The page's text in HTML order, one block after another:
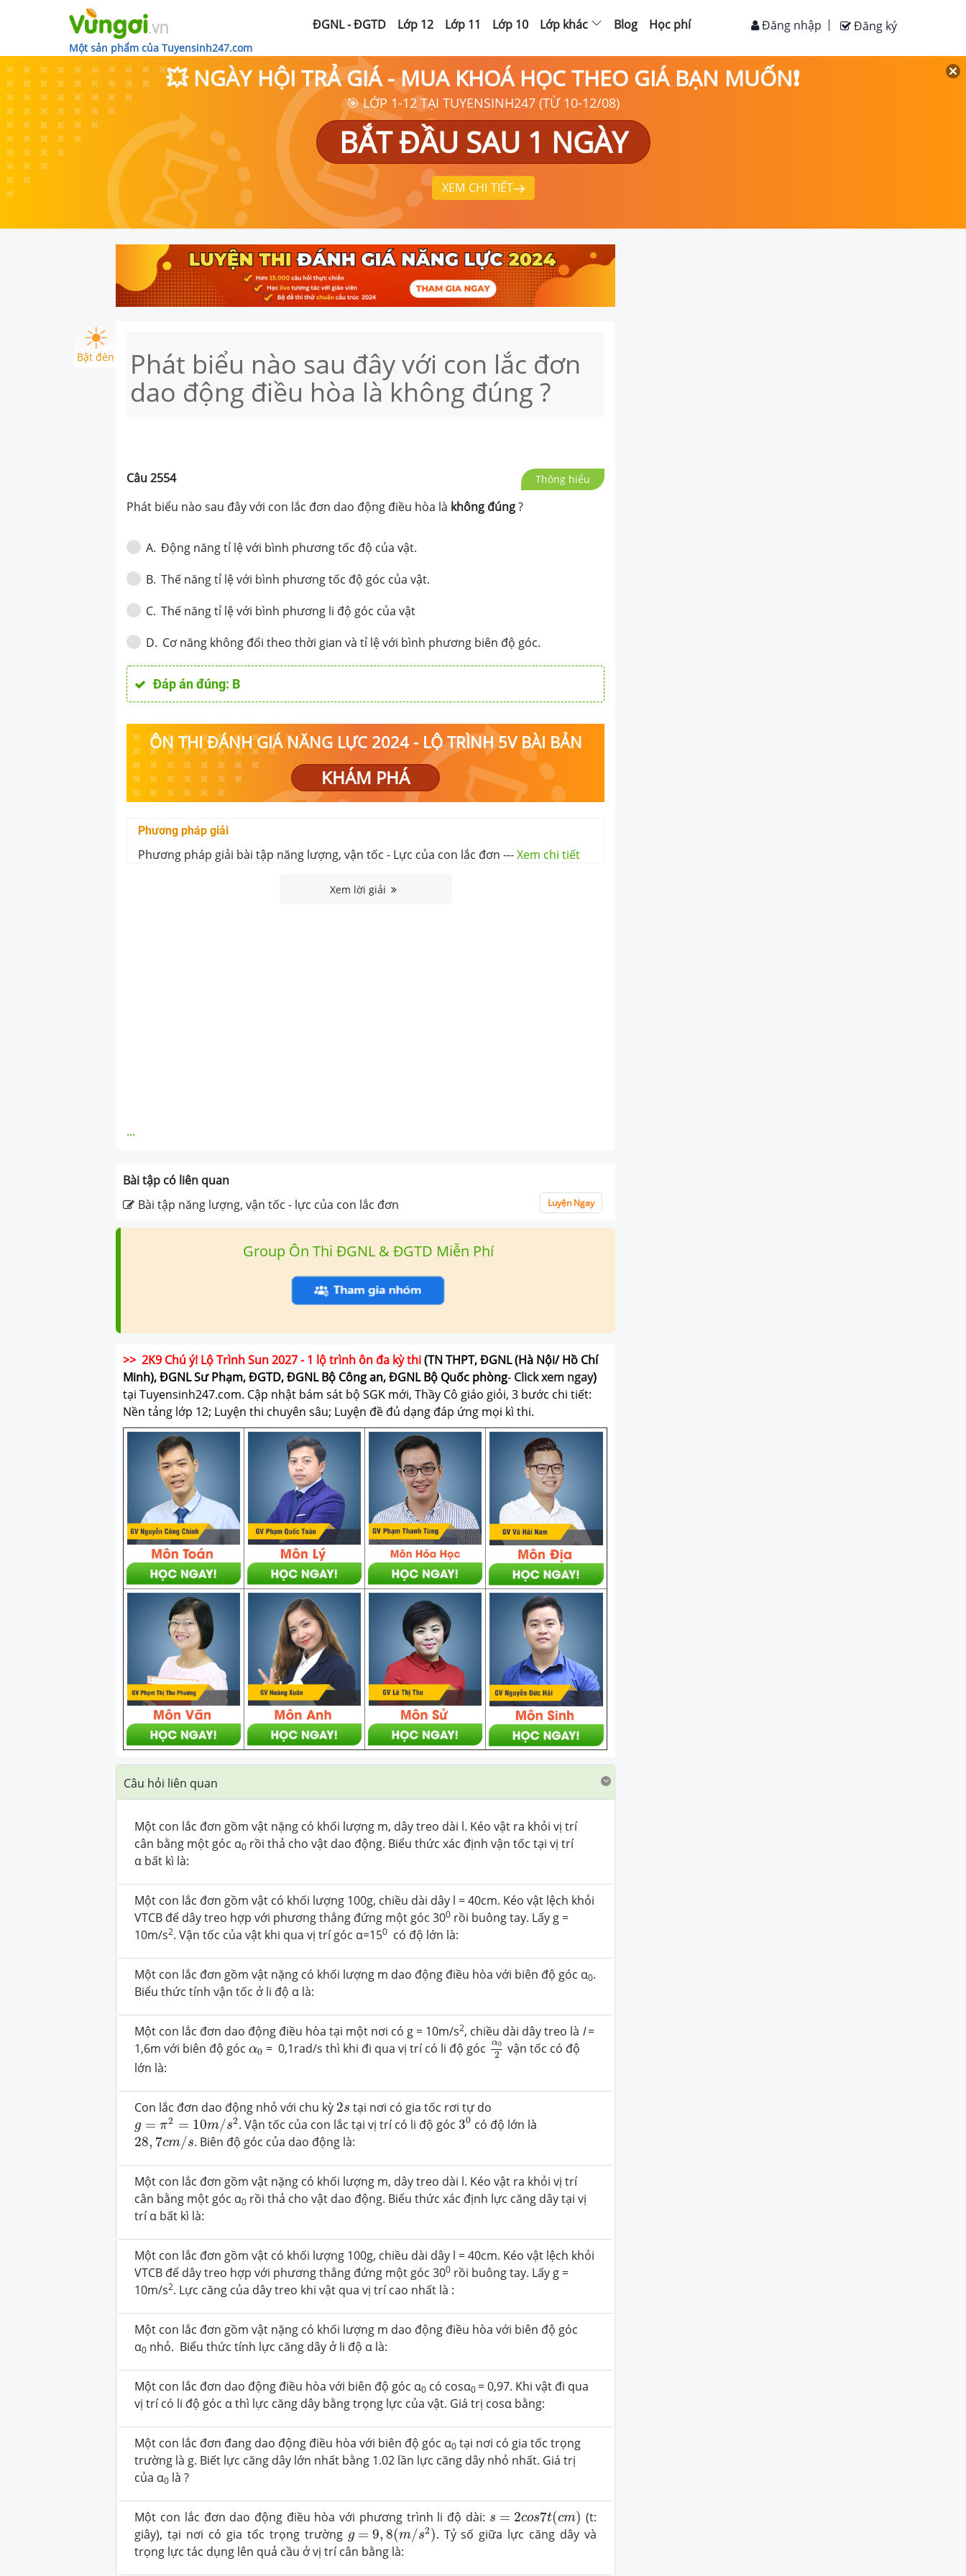
Một sản phẩm của Tuyensinh247.com
ĐGNL - ĐGTD Lớp 12 Lớp 11 Lớp 10 Lớp khác Blog Học phí Đăng ký
Đăng nhập
💥 NGÀY HỘI TRẢ GIÁ - MUA KHOÁ HỌC THEO GIÁ BẠN MUỐN❗
🎯 LỚP 1-12 TẠI TUYENSINH247 (TỪ 10-12/08)
BẮT ĐẦU SAU 1 NGÀY
XEM CHI TIẾT
Bật đèn Phát biểu nào sau đây với con lắc đơn
dao động điều hòa là không đúng ?
Câu2554 Thông hiểu
Phát biểu nào sau đây với con lắc đơn dao động điều hòa là không đúng?
A. Động năng tỉ lệ với bình phương tốc độ của vật.
B. Thế năng tỉ lệ với bình phương tốc độ góc của vật.
C. Thế năng tỉ lệ với bình phương li độ góc của vật
D. Cơ năng không đổi theo thời gian và tỉ lệ với bình phương biên độ góc.
Đáp án đúng: B
ÔN THI ĐÁNH GIÁ NĂNG LỰC 2024 - LỘ TRÌNH 5V BÀI BẢN
KHÁM PHÁ
Phương pháp giải
Phương pháp giải bài tập năng lượng, vận tốc - Lực của con lắc đơn ---Xem chi tiết
Xem lời giải
...
Bài tập có liên quan
Bài tập năng lượng, vận tốc - lực của con lắc đơn
Luyện Ngay
Group Ôn Thi ĐGNL & ĐGTD Miễn Phí
>> 2K9 Chú ý! Lộ Trình Sun 2027 - 1 lộ trình ôn đa kỳ thi(TN THPT, ĐGNL (Hà Nội/ Hồ Chí
Minh), ĐGNL Sư Phạm, ĐGTD, ĐGNL Bộ Công an, ĐGNL Bộ Quốc phòng- Click xem ngay)
tại Tuyensinh247.com. Cập nhật bám sát bộ SGK mới, Thầy Cô giáo giỏi, 3 bước chi tiết:
Nền tảng lớp 12; Luyện thi chuyên sâu; Luyện đề đủ dạng đáp ứng mọi kì thi.
Câu hỏi liên quan
Một con lắc đơn gồm vật nặng có khối lượng m, dây treo dài l. Kéo vật ra khỏi vị trí
cân bằng một góc α0 rồi thả cho vật dao động. Biểu thức xác định vận tốc tại vị trí
α bất kì là:
Một con lắc đơn gồm vật có khối lượng 100g, chiều dài dây l = 40cm. Kéo vật lệch khỏi
VTCB để dây treo hợp với phương thẳng đứng một góc 300 rồi buông tay. Lấy g =
10m/s2. Vận tốc của vật khi qua vị trí góc α=150 có độ lớn là:
Một con lắc đơn gồm vật nặng có khối lượng m dao động điều hòa với biên độ góc α0.
Biểu thức tính vận tốc ở li độ α là:
Một con lắc đơn dao động điều hòa tại một nơi có g = 10m/s2, chiều dài dây treo là l=
1,6m với biên độ gócα0
α0 = 0,1rad/s thì khi đi qua vị trí có li độ góc α0
2
α02
vận tốc có độ
lớn là:
Con lắc đơn dao động nhỏ với chu kỳ 2s
2s tại nơi có gia tốc rơi tự do
g = π2 = 10m/s2
g=π 2= 10m/s2 . Vận tốc của con lắc tại vị trí có li độ góc 30
30có độ lớn là
28, 7cm/s
28 7cm /s. Biên độ góc của dao động là:
Một con lắc đơn gồm vật nặng có khối lượng m, dây treo dài l. Kéo vật ra khỏi vị trí
cân bằng một góc α0 rồi thả cho vật dao động. Biểu thức xác định lực căng dây tại vị
trí α bất kì là:
Một con lắc đơn gồm vật có khối lượng 100g, chiều dài dây l = 40cm. Kéo vật lệch khỏi
VTCB để dây treo hợp với phương thẳng đứng một góc 300 rồi buông tay. Lấy g =
10m/s2. Lực căng của dây treo khi vật qua vị trí cao nhất là :
Một con lắc đơn gồm vật nặng có khối lượng m dao động điều hòa với biên độ góc
α0 nhỏ. Biểu thức tính lực căng dây ở li độ α là:
Một con lắc đơn dao động điều hòa với biên độ góc α0 có cosα0 = 0,97. Khi vật đi qua
vị trí có li độ góc α thì lực căng dây bằng trọng lực của vật. Giá trị cosα bằng:
Một con lắc đơn đang dao động điều hòa với biên độ góc α0 tại nơi có gia tốc trọng
trường là g. Biết lực căng dây lớn nhất bằng 1.02 lần lực căng dây nhỏ nhất. Giá trị
của α0 là ?
Một con lắc đơn dao động điều hòa với phương trình li độ dài: s = 2cos7t(cm)
s cos7t(cm)
(t:
giây), tại nơi có gia tốc trọng trường g = 9, 8(m/s2)
g =9,8(m/ s2)
. Tỷ số giữa lực căng dây và
trọng lực tác dụng lên quả cầu ở vị trí cân bằng là: